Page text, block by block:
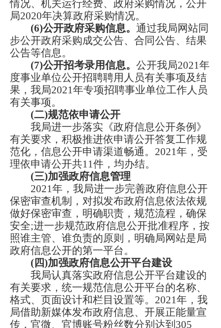
情况、机关运行经费、政府采购情况，公开
局2020年决算政府采购情况。
(6)公开政府采购信息。 通过我局网站同
步公开政府采购成交公告、合同公告、结果
公告等信息。
(7)公开招考录用信息。 公开我局2021年
度事业单位公开招聘聘用人员有关事项及结
果， 我局2021年专项招聘事业单位工作人员
有关事项。
(二)规范依申请公开
我局进一步落实《政府信息公开条例》
有关要求，积极推进依申请公开答复工作规
范化，信息公开申请渠道畅通。 2021年，受
理依申请公开共11件，均办结。
(三)加强政府信息管理
2021年， 我局进一步完善政府信息公开
保密审查机制，对拟发布政府信息依法依规
做好保密审查，明确职责，规范流程，确保
安全;进一步规范政府信息公开批准程序，按
照谁主管、谁负责的原则，明确局网站是局
政府信息公开的第一平台。
(四)加强政府信息公开平台建设
我局认真落实政府信息公开平台建设的
有关要求，统一规范信息公开平台的名称、
格式、页面设计和栏目设置等。 2021年， 我
局借助新媒体发布政府信息、开展正能量宣
传，官微、官博账号粉丝数分别达到 305